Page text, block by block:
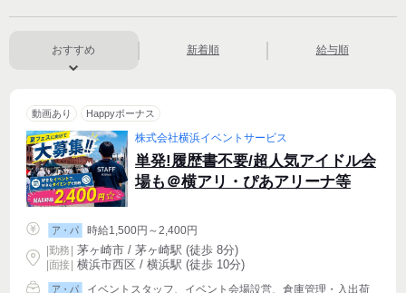
おすすめ 新着順 給与順
動画あり Happyボーナス
株式会社横浜イベントサービス
単発!履歴書不要/超人気アイドル会
場も＠横アリ・ぴあアリーナ等
ア・パ
時給1,500円～2,400円
|勤務 茅ヶ崎市 / 茅ヶ崎駅 (徒歩 8分)
| 面接 | 横浜市西区 / 横浜駅 (徒歩 10分)
ア・パ イベントスタッフ、イベント会場設営、倉庫管理・入出荷